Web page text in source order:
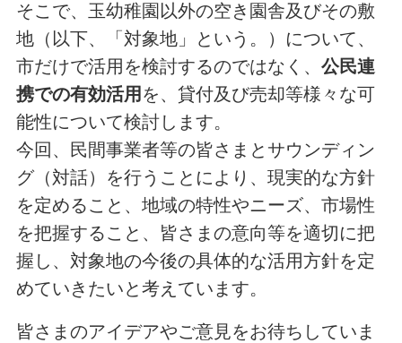
そこで、玉幼稚園以外の空き園舎及びその敷
地（以下、「対象地」という。）について、
市だけで活用を検討するのではなく、 公民連
携での有効活用 を、貸付及び売却等様々な可
能性について検討します。
今回、民間事業者等の皆さまとサウンディン
グ（対話）を行うことにより、現実的な方針
を定めること、地域の特性やニーズ、市場性
を把握すること、皆さまの意向等を適切に把
握し、対象地の今後の具体的な活用方針を定
めていきたいと考えています。
皆さまのアイデアやご意見をお待ちしていま